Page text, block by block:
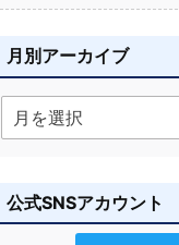
月別アーカイブ
公式SNSアカウント